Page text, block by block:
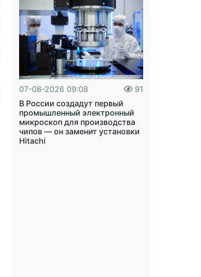
07-08-2026 09:08
91
В России создадут первый
промышленный электронный
микроскоп для производства
чипов — он заменит установки
Hitachi